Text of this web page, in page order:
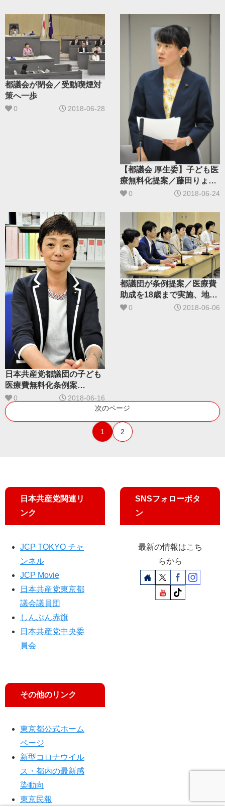
都議会が閉会／受動喫煙対
策へ一歩
0 2018-06-28
【都議会 厚生委】子ども医
療無料化提案／藤田りょう
こ都議説明「多摩格差なく
0 2018-06-24
日本共産党都議団の子ども
医療費無料化条例案
「多摩格差」をなくす
0 2018-06-16
都議団が条例提案／医療費
助成を18歳まで実施、地域
格差を解消
0 2018-06-06
次のページ
1 2
日本共産党関連リ
ンク
JCP TOKYO チャ
ンネル
JCP Movie
日本共産党東京都
議会議員団
しんぶん赤旗
日本共産党中央委
員会
その他のリンク
東京都公式ホーム
ページ
新型コロナウイル
ス・都内の最新感
染動向
東京民報
SNSフォローボタ
ン
最新の情報はこち
らから